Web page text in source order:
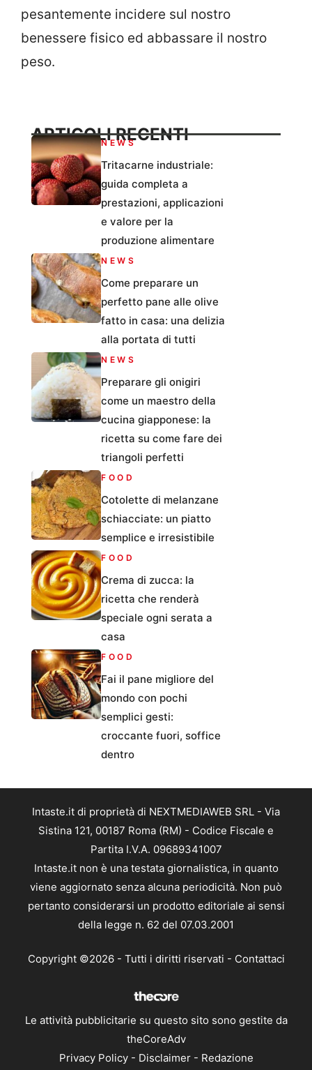
pesantemente incidere sul nostro
benessere fisico ed abbassare il nostro
peso.
ARTICOLI RECENTI
NEWS
Tritacarne industriale:
guida completa a
prestazioni, applicazioni
e valore per la
produzione alimentare
NEWS
Come preparare un
perfetto pane alle olive
fatto in casa: una delizia
alla portata di tutti
NEWS
Preparare gli onigiri
come un maestro della
cucina giapponese: la
ricetta su come fare dei
triangoli perfetti
FOOD
Cotolette di melanzane
schiacciate: un piatto
semplice e irresistibile
FOOD
Crema di zucca: la
ricetta che renderà
speciale ogni serata a
casa
FOOD
Fai il pane migliore del
mondo con pochi
semplici gesti:
croccante fuori, soffice
dentro
Intaste.it di proprietà di NEXTMEDIAWEB SRL - Via
Sistina 121, 00187 Roma (RM) - Codice Fiscale e
Partita I.V.A. 09689341007
Intaste.it non è una testata giornalistica, in quanto
viene aggiornato senza alcuna periodicità. Non può
pertanto considerarsi un prodotto editoriale ai sensi
della legge n. 62 del 07.03.2001
Copyright ©2026 - Tutti i diritti riservati - Contattaci
Le attività pubblicitarie su questo sito sono gestite da
theCoreAdv
Privacy Policy- Disclaimer- Redazione